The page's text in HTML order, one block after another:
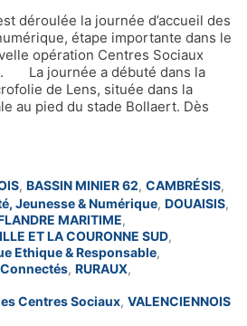
déroulée la journée d’accueil des
étape importante dans le
opération Centres Sociaux
La journée a débuté dans la
de Lens, située dans la
au pied du stade Bollaert. Dès
, BASSIN MINIER 62, CAMBRÉSIS,
Jeunesse & Numérique, DOUAISIS,
MARITIME,
ET LA COURONNE SUD,
Ethique & Responsable,
, RURAUX,
Centres Sociaux, VALENCIENNOIS